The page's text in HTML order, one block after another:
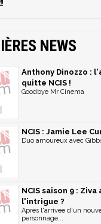
NEWS
Anthony Dinozzo :
quitte NCIS !
Goodbye Mr Cinema
NCIS : Jamie Lee
Duo amoureux avec
NCIS saison 9 :
l'intrigue ?
Après l'arrivée d'un
personnage...